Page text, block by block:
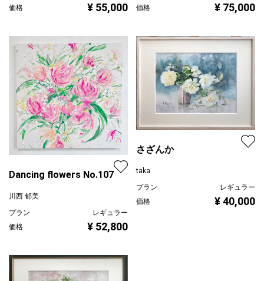
価格
¥ 55,000
価格
¥ 75,000
Dancing flowers No.107
川西 郁美
プラン
レギュラー
価格
¥ 52,800
さざんか
taka
プラン
レギュラー
価格
¥ 40,000